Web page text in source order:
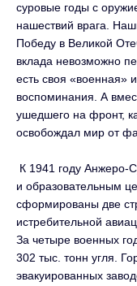
суровые годы с
нашествий врага.
Победу в Великой
вклада невозможно
есть своя «военная»
воспоминания. А
ушедшего на фронт,
освобождал мир от
К 1941 году
и образовательным
сформированы две
истребительной
За четыре военных
302 тыс. тонн угля.
эвакуированных